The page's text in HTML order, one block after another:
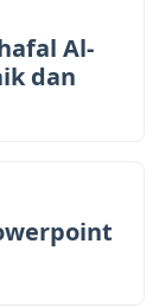
Al-
dan